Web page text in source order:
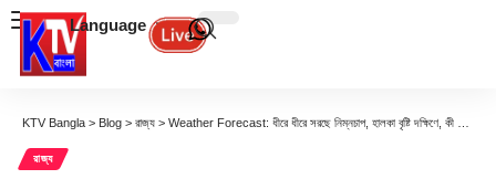
Language
KTV Bangla > Blog > রাজ্য > Weather Forecast: ধীরে ধীরে সরছে নিম্নচাপ, হালকা বৃষ্টি দক্ষিণে, কী জানাল হাওয়া অফিস?
রাজ্য